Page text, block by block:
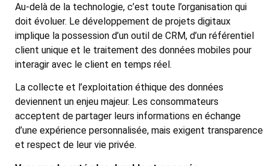
Au-delà de la technologie, c’est toute l’organisation qui
doit évoluer. Le développement de projets digitaux
implique la possession d’un outil de CRM, d’un référentiel
client unique et le traitement des données mobiles pour
interagir avec le client en temps réel.
La collecte et l’exploitation éthique des données
deviennent un enjeu majeur. Les consommateurs
acceptent de partager leurs informations en échange
d’une expérience personnalisée, mais exigent transparence
et respect de leur vie privée.